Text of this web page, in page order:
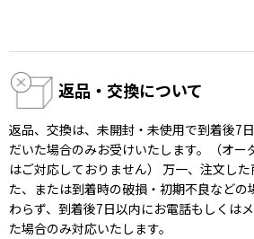
返品・交換について
返品、交換は、未開封・未使用で到着後7
だいた場合のみお受けいたします。（オー
はご対応しておりません） 万一、注文し
た、または到着時の破損・初期不良などの
わらず、到着後7日以内にお電話もしくは
た場合のみ対応いたします。